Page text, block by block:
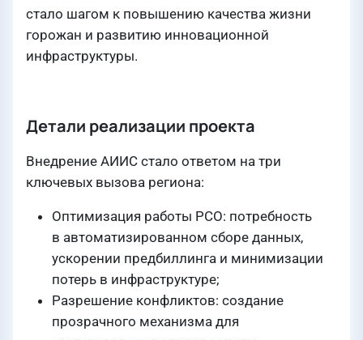
стало шагом к повышению качества жизни
горожан и развитию инновационной
инфраструктуры.
Детали реализации проекта
Внедрение АИИС стало ответом на три
ключевых вызова региона:
Оптимизация работы РСО: потребность
в автоматизированном сборе данных,
ускорении предбиллинга и минимизации
потерь в инфраструктуре;
Разрешение конфликтов: создание
прозрачного механизма для